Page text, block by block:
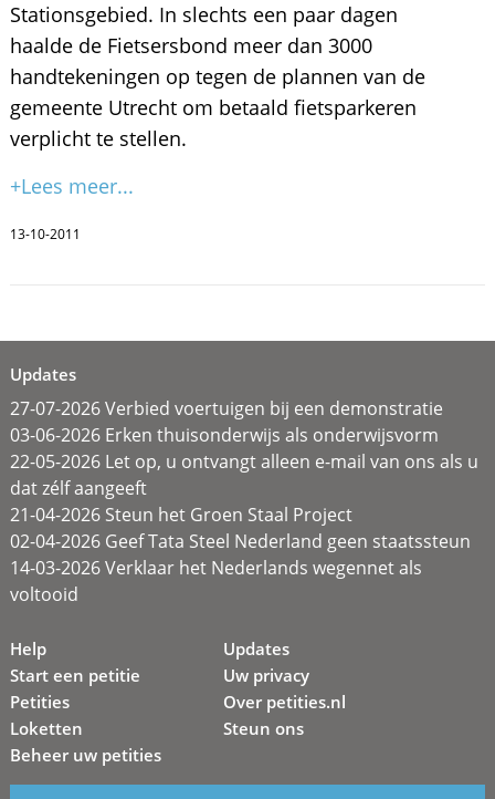
Stationsgebied. In slechts een paar dagen
haalde de Fietsersbond meer dan 3000
handtekeningen op tegen de plannen van de
gemeente Utrecht om betaald fietsparkeren
verplicht te stellen.
+Lees meer...
13-10-2011
Updates
27-07-2026 Verbied voertuigen bij een demonstratie
03-06-2026 Erken thuisonderwijs als onderwijsvorm
22-05-2026 Let op, u ontvangt alleen e-mail van ons als u
dat zélf aangeeft
21-04-2026 Steun het Groen Staal Project
02-04-2026 Geef Tata Steel Nederland geen staatssteun
14-03-2026 Verklaar het Nederlands wegennet als
voltooid
Help
Start een petitie
Petities
Loketten
Beheer uw petities
Updates
Uw privacy
Over petities.nl
Steun ons